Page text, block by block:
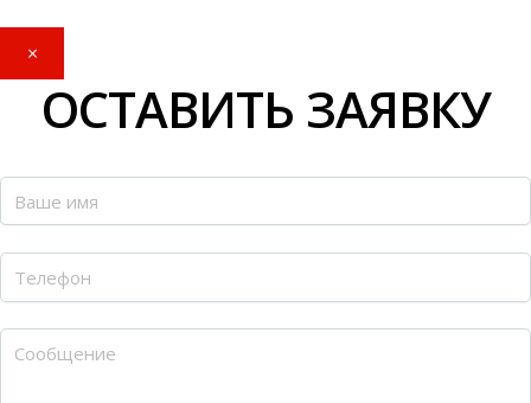
×
ОСТАВИТЬ ЗАЯВКУ